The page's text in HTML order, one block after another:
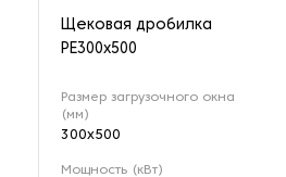
Щековая дробилка
РЕ300x500
Размер загрузочного окна
(мм)
300x500
Мощность (кВт)